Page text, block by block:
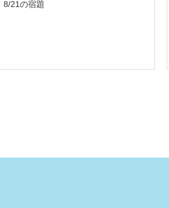
8/21の宿題